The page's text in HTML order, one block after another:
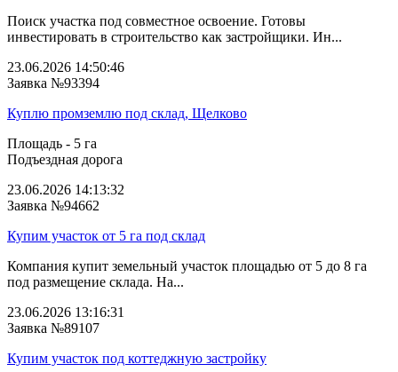
Поиск участка под совместное освоение. Готовы
инвестировать в строительство как застройщики. Ин...
23.06.2026 14:50:46
Заявка №93394
Куплю промземлю под склад, Щелково
Площадь - 5 га
Подъездная дорога
23.06.2026 14:13:32
Заявка №94662
Купим участок от 5 га под склад
Компания купит земельный участок площадью от 5 до 8 га
под размещение склада. На...
23.06.2026 13:16:31
Заявка №89107
Купим участок под коттеджную застройку